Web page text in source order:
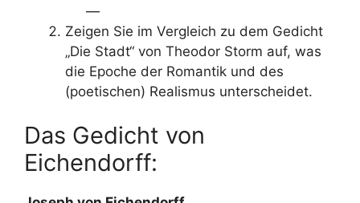
—
Zeigen Sie im Vergleich zu dem Gedicht
„Die Stadt“ von Theodor Storm auf, was
die Epoche der Romantik und des
(poetischen) Realismus unterscheidet.
Das Gedicht von
Eichendorff: